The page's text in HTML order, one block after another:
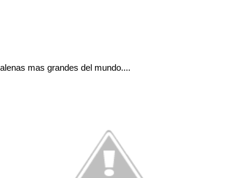
mas grandes del mundo....